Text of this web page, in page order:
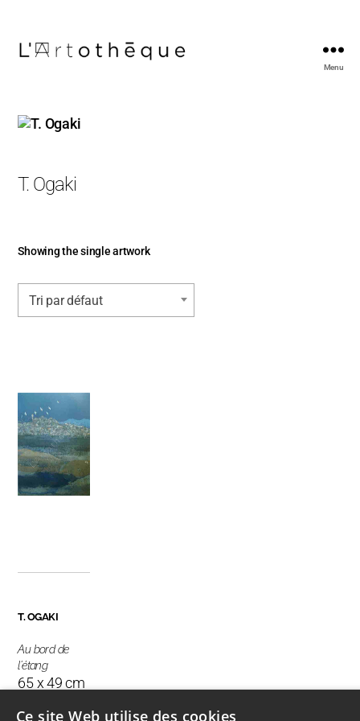
Menu
T. Ogaki
Showing the single artwork
Tri par défaut
T. OGAKI
Au bord de
l'étang
65 x 49 cm
Ce site Web utilise des cookies